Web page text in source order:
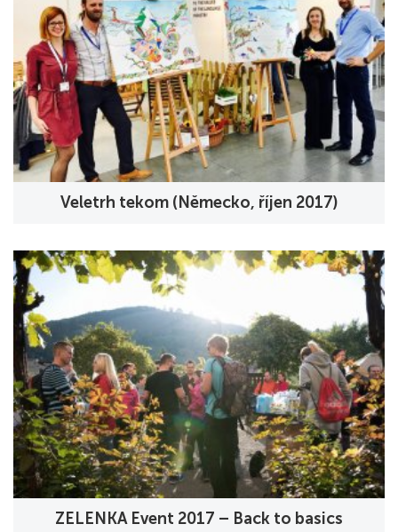
Veletrh tekom (Německo, říjen 2017)
ZELENKA Event 2017 – Back to basics